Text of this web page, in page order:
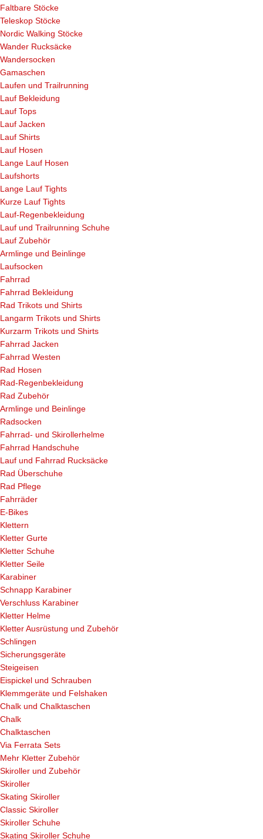
Faltbare Stöcke
Teleskop Stöcke
Nordic Walking Stöcke
Wander Rucksäcke
Wandersocken
Gamaschen
Laufen und Trailrunning
Lauf Bekleidung
Lauf Tops
Lauf Jacken
Lauf Shirts
Lauf Hosen
Lange Lauf Hosen
Laufshorts
Lange Lauf Tights
Kurze Lauf Tights
Lauf-Regenbekleidung
Lauf und Trailrunning Schuhe
Lauf Zubehör
Armlinge und Beinlinge
Laufsocken
Fahrrad
Fahrrad Bekleidung
Rad Trikots und Shirts
Langarm Trikots und Shirts
Kurzarm Trikots und Shirts
Fahrrad Jacken
Fahrrad Westen
Rad Hosen
Rad-Regenbekleidung
Rad Zubehör
Armlinge und Beinlinge
Radsocken
Fahrrad- und Skirollerhelme
Fahrrad Handschuhe
Lauf und Fahrrad Rucksäcke
Rad Überschuhe
Rad Pflege
Fahrräder
E-Bikes
Klettern
Kletter Gurte
Kletter Schuhe
Kletter Seile
Karabiner
Schnapp Karabiner
Verschluss Karabiner
Kletter Helme
Kletter Ausrüstung und Zubehör
Schlingen
Sicherungsgeräte
Steigeisen
Eispickel und Schrauben
Klemmgeräte und Felshaken
Chalk und Chalktaschen
Chalk
Chalktaschen
Via Ferrata Sets
Mehr Kletter Zubehör
Skiroller und Zubehör
Skiroller
Skating Skiroller
Classic Skiroller
Skiroller Schuhe
Skating Skiroller Schuhe